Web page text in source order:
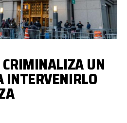
UN
INTERVENIRLO